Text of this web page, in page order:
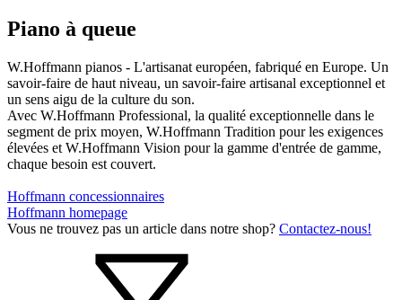
Piano à queue
W.Hoffmann pianos - L'artisanat européen, fabriqué en Europe. Un
savoir-faire de haut niveau, un savoir-faire artisanal exceptionnel et
un sens aigu de la culture du son.
Avec W.Hoffmann Professional, la qualité exceptionnelle dans le
segment de prix moyen, W.Hoffmann Tradition pour les exigences
élevées et W.Hoffmann Vision pour la gamme d'entrée de gamme,
chaque besoin est couvert.
Hoffmann concessionnaires
Hoffmann homepage
Vous ne trouvez pas un article dans notre shop? Contactez-nous!